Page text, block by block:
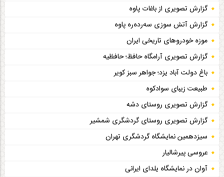
گزارش تصویری از باغات پاوه
گزارش آتش سوزی سەردەرە پاوه
موزه خودروهای تاریخی ایران
گزارش تصویری آرامگاه حافظ؛ حافظیه‎
باغ دولت آباد یزد؛ جواهر سبز کویر
طبیعت زیبای سوادکوه
گزارش تصویری روستای دشه
گزارش تصویری روستای گردشگری شمشیر
سیزدهمین نمایشگاه گردشگری تهران
عروسی پیرشالیار
آوان در نمایشگاه یلدای ایرانی